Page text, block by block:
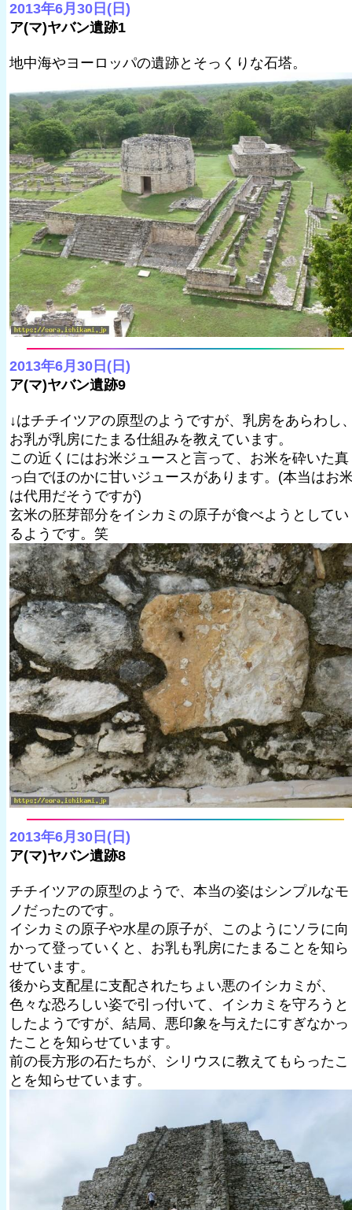
2013年6月30日(日)
ア(マ)ヤバン遺跡1
地中海やヨーロッパの遺跡とそっくりな石塔。
2013年6月30日(日)
ア(マ)ヤバン遺跡9
↓はチチイツアの原型のようですが、乳房をあらわし
お乳が乳房にたまる仕組みを教えています。
この近くにはお米ジュースと言って、お米を砕いた真
っ白でほのかに甘いジュースがあります。(本当はお
は代用だそうですが)
玄米の胚芽部分をイシカミの原子が食べようとしてい
るようです。笑
2013年6月30日(日)
ア(マ)ヤバン遺跡8
チチイツアの原型のようで、本当の姿はシンプルなモ
ノだったのです。
イシカミの原子や水星の原子が、このようにソラに向
かって登っていくと、お乳も乳房にたまることを知ら
せています。
後から支配星に支配されたちょい悪のイシカミが、
色々な恐ろしい姿で引っ付いて、イシカミを守ろうと
したようですが、結局、悪印象を与えたにすぎなかっ
たことを知らせています。
前の長方形の石たちが、シリウスに教えてもらったこ
とを知らせています。